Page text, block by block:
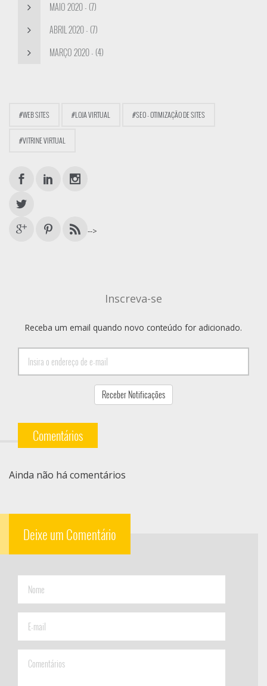
MAIO 2020 - (7)
ABRIL 2020 - (7)
MARÇO 2020 - (4)
#WEB SITES #LOJA VIRTUAL #SEO - OTIMIZAÇÃO DE SITES
#VITRINE VIRTUAL
-->
Inscreva-se
Receba um email quando novo conteúdo for adicionado.
Comentários
Ainda não há comentários
Deixe um Comentário